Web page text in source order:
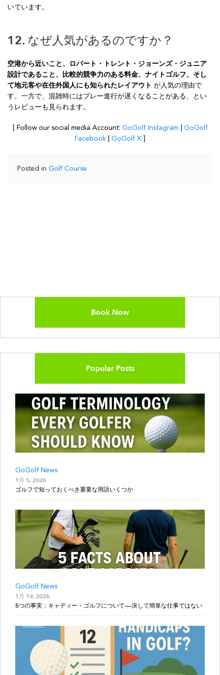
いています。
12. なぜ人気があるのですか？
空港から近いこと、ロバート・トレント・ジョーンズ・ジュニア
設計であること、比較的競争力のある料金、ナイトゴルフ、そし
て地元客や在住外国人にも知られたレイアウト が人気の理由で
す。一方で、混雑時にはプレー進行が遅くなることがある、とい
うレビューも見られます。
[ Follow our social media Account: GoGolf Instagram
GoGolf
Facebook
GoGolf X
Posted in Golf Course
Book Now
Popular Posts
GoGolf News
1月 5, 2026
ゴルフで知っておくべき重要な用語いくつか
GoGolf News
1月 19, 2026
5つの事実：キャディー・ゴルフについて——決して簡単な仕事ではない